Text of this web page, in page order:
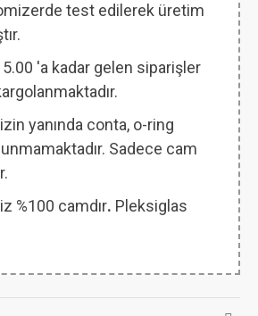
test edilerek üretim
'a kadar gelen siparişler
yanında conta, o-ring
Sadece cam
%100 camdır. Pleksiglas